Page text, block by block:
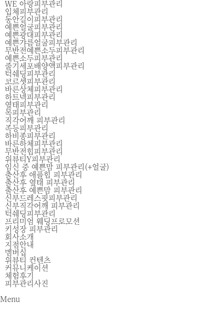
WE 아랑피부관리
입체피부관리
동안길이피부관리
예쁜얼굴피부관리
예쁜광대피부관리
예쁜갸름얼굴피부관리
무반전예쁜소두피부관리
예쁜소두피부관리
줄기세포배양액피부관리
턱쉐딩피부관리
코르셋피부관리
바른상체피부관리
하트넥피부관리
옆태피부관리
목피부관리
직각어깨 피부관리
족등피부관리
하비종피부관리
바른하체피부관리
무반전힙피부관리
위뷰티Y피부관리
임신 중 예쁜맘 피부관리(+얼굴)
출산후 애플힙 피부관리
출산후 옆태 피부관리
출산후 예쁜맘 피부관리
신부드레스핏피부관리
신부직각어깨 피부관리
턱쉐딩피부관리
프리미엄 웨딩프로모션
키성장 피부관리
회사소개
지점안내
멤버십
위뷰티 컨텐츠
커뮤니케이션
체험후기
피부관리사진
Menu